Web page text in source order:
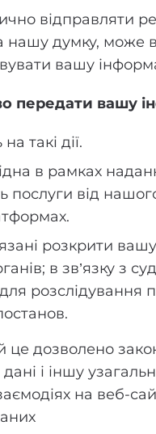
відправляти
нашу думку, може
вашу
передати вашу
такі дії.
в рамках
послуги від
розкрити
в зв’язку з
розслідування
це дозволено
дані і іншу
на веб-